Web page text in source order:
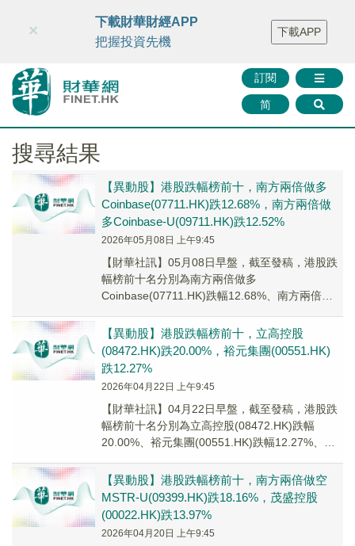
財華智庫網 FINTV FINMETA 財華證券 媒體矩陣
智庫沙龍
聯絡我們
訂閱
简
×
下載財華財經APP
把握投資先機
下載APP
搜尋結果
【異動股】港股跌幅榜前十，南方兩倍做多
Coinbase(07711.HK)跌12.68%，南方兩倍做
多Coinbase-U(09711.HK)跌12.52%
2026年05月08日 上午9:45
【財華社訊】05月08日早盤，截至發稿，港股跌
幅榜前十名分別為南方兩倍做多
Coinbase(07711.HK)跌幅12.68%、南方兩倍做
【異動股】港股跌幅榜前十，立高控股
(08472.HK)跌20.00%，裕元集團(00551.HK)
跌12.27%
2026年04月22日 上午9:45
【財華社訊】04月22日早盤，截至發稿，港股跌
幅榜前十名分別為立高控股(08472.HK)跌幅
20.00%、裕元集團(00551.HK)跌幅12.27%、南
【異動股】港股跌幅榜前十，南方兩倍做空
MSTR-U(09399.HK)跌18.16%，茂盛控股
(00022.HK)跌13.97%
2026年04月20日 上午9:45